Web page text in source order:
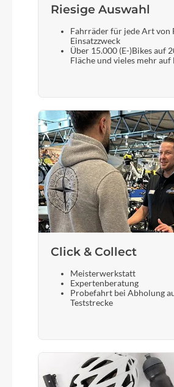
Riesige Auswahl
Fahrräder für jede Art von
Einsatzzweck
Über 15.000 (E-)Bikes auf
Fläche und vieles mehr auf
Click & Collect
Meisterwerkstatt
Expertenberatung
Probefahrt bei Abholung
Teststrecke